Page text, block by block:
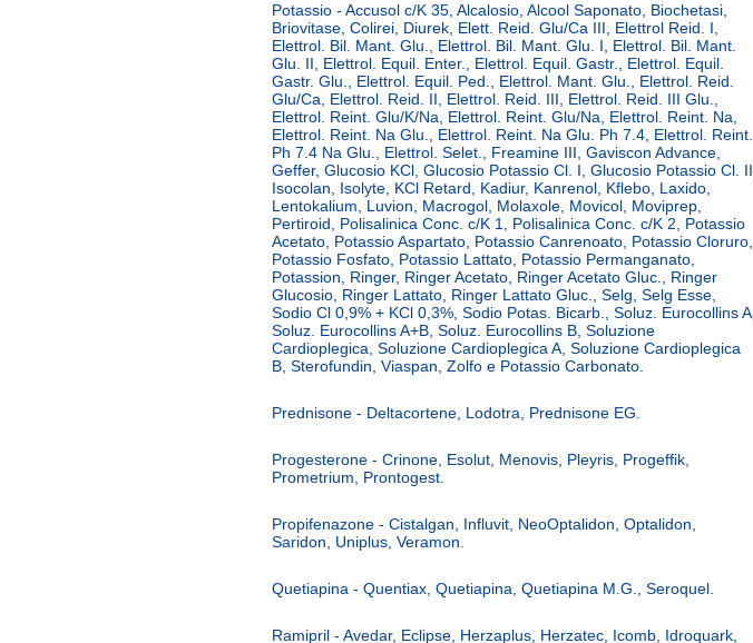
Potassio - Accusol c/K 35, Alcalosio, Alcool Saponato, Biochetasi,
Briovitase, Colirei, Diurek, Elett. Reid. Glu/Ca III, Elettrol Reid. I,
Elettrol. Bil. Mant. Glu., Elettrol. Bil. Mant. Glu. I, Elettrol. Bil. Mant.
Glu. II, Elettrol. Equil. Enter., Elettrol. Equil. Gastr., Elettrol. Equil.
Gastr. Glu., Elettrol. Equil. Ped., Elettrol. Mant. Glu., Elettrol. Reid.
Glu/Ca, Elettrol. Reid. II, Elettrol. Reid. III, Elettrol. Reid. III Glu.,
Elettrol. Reint. Glu/K/Na, Elettrol. Reint. Glu/Na, Elettrol. Reint. Na,
Elettrol. Reint. Na Glu., Elettrol. Reint. Na Glu. Ph 7.4, Elettrol. Reint.
Ph 7.4 Na Glu., Elettrol. Selet., Freamine III, Gaviscon Advance,
Geffer, Glucosio KCl, Glucosio Potassio Cl. I, Glucosio Potassio Cl. II,
Isocolan, Isolyte, KCl Retard, Kadiur, Kanrenol, Kflebo, Laxido,
Lentokalium, Luvion, Macrogol, Molaxole, Movicol, Moviprep,
Pertiroid, Polisalinica Conc. c/K 1, Polisalinica Conc. c/K 2, Potassio
Acetato, Potassio Aspartato, Potassio Canrenoato, Potassio Cloruro,
Potassio Fosfato, Potassio Lattato, Potassio Permanganato,
Potassion, Ringer, Ringer Acetato, Ringer Acetato Gluc., Ringer
Glucosio, Ringer Lattato, Ringer Lattato Gluc., Selg, Selg Esse,
Sodio Cl 0,9% + KCl 0,3%, Sodio Potas. Bicarb., Soluz. Eurocollins A,
Soluz. Eurocollins A+B, Soluz. Eurocollins B, Soluzione
Cardioplegica, Soluzione Cardioplegica A, Soluzione Cardioplegica
B, Sterofundin, Viaspan, Zolfo e Potassio Carbonato.
Prednisone - Deltacortene, Lodotra, Prednisone EG.
Progesterone - Crinone, Esolut, Menovis, Pleyris, Progeffik,
Prometrium, Prontogest.
Propifenazone - Cistalgan, Influvit, NeoOptalidon, Optalidon,
Saridon, Uniplus, Veramon.
Quetiapina - Quentiax, Quetiapina, Quetiapina M.G., Seroquel.
Ramipril - Avedar, Eclipse, Herzaplus, Herzatec, Icomb, Idroquark,